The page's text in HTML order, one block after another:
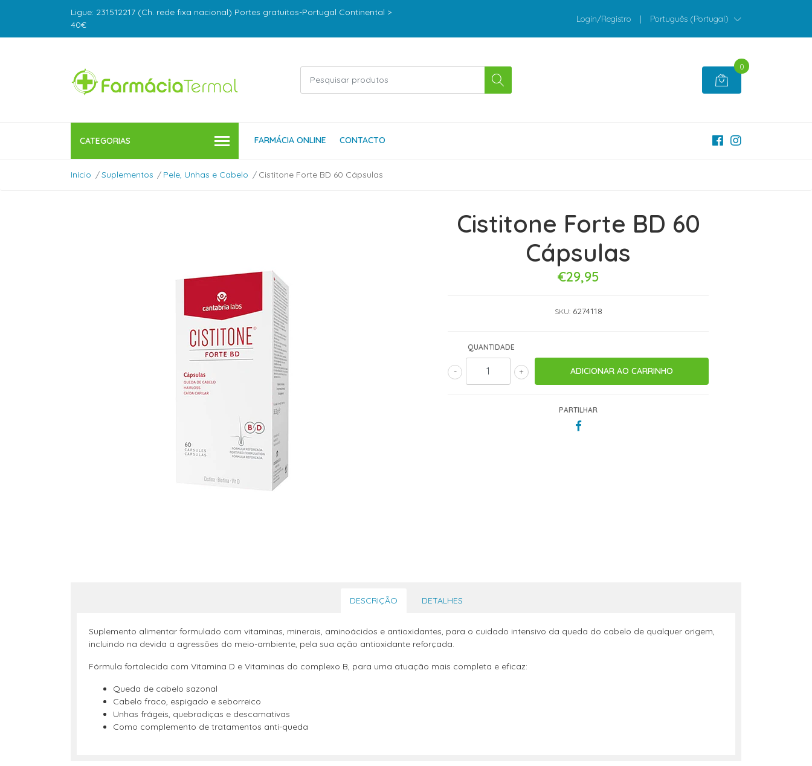
Ligue: 231512217 (Ch. rede fixa nacional) Portes gratuitos-Portugal Continental >
40€
Login/Registro | Português (Portugal)
0
CATEGORIAS FARMÁCIA ONLINE CONTACTO
Início Suplementos Pele, Unhas e Cabelo Cistitone Forte BD 60 Cápsulas
Cistitone Forte BD 60
Cápsulas
€29,95
SKU: 6274118
QUANTIDADE
+
-
PARTILHAR
DESCRIÇÃO DETALHES
Suplemento alimentar formulado com vitaminas, minerais, aminoácidos e antioxidantes, para o cuidado intensivo da queda do cabelo de qualquer origem,
incluindo na devida a agressões do meio-ambiente, pela sua ação antioxidante reforçada.
Fórmula fortalecida com Vitamina D e Vitaminas do complexo B, para uma atuação mais completa e eficaz:
Queda de cabelo sazonal
Cabelo fraco, espigado e seborreico
Unhas frágeis, quebradiças e descamativas
Como complemento de tratamentos anti-queda